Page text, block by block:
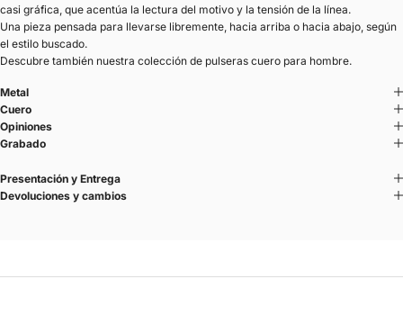
casi gráfica, que acentúa la lectura del motivo y la tensión de la línea.
Una pieza pensada para llevarse libremente, hacia arriba o hacia abajo, según
el estilo buscado.
Descubre también nuestra colección de pulseras cuero para hombre.
Metal
Cuero
Opiniones
Grabado
Presentación y Entrega
Devoluciones y cambios